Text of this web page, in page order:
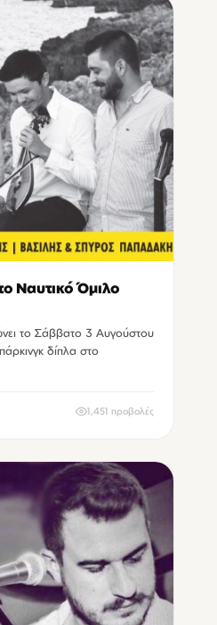
Ναυτικό Όμιλο
το Σάββατο 3 Αυγούστου
δίπλα στο
1,451 προβολές